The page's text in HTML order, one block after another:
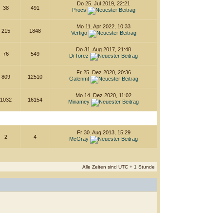
38 491
Do 25. Jul 2019, 22:21
Procs
215 1848
Mo 11. Apr 2022, 10:33
Vertigo
76 549
Do 31. Aug 2017, 21:48
DrTorez
809 12510
Fr 25. Dez 2020, 20:36
Galenmt
1032 16154
Mo 14. Dez 2020, 11:02
Minamey
2 4
Fr 30. Aug 2013, 15:29
McGray
Alle Zeiten sind UTC + 1 Stunde